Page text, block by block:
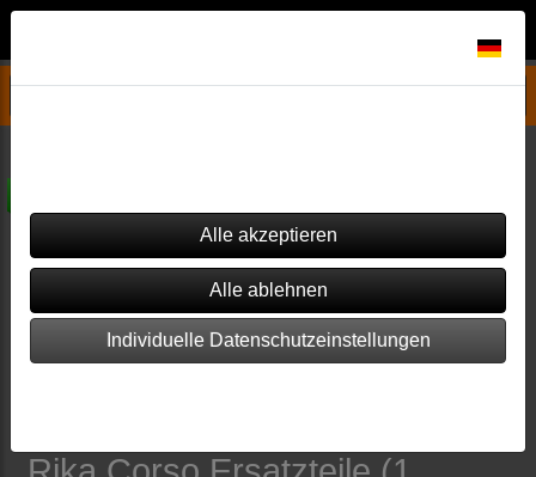
Rika Ersatzteile Corso - Pelletofen
Individuelle Datenschutzeinstellungen